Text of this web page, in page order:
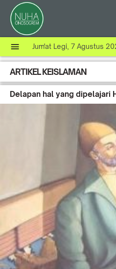
Jum'at Legi, 7 Agustus
ARTIKEL KEISLAMAN
Delapan hal yang dipelajari